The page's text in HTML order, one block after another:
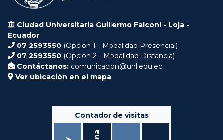
Ciudad Universitaria Guillermo Falconí - Loja -
Ecuador
07 2593550 (Opción 1 - Modalidad Presencial)
07 2593550 (Opción 2 - Modalidad Distancia)
Contáctanos: comunicacion@unl.edu.ec
Ver ubicación en el mapa
Contador de visitas